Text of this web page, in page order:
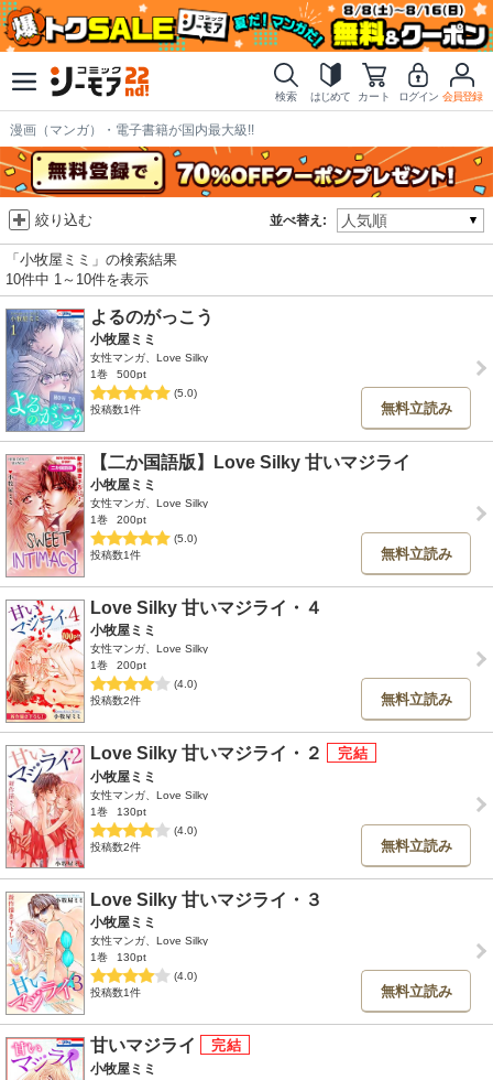
検索 はじめて カート ログイン 会員登録
漫画（マンガ）・電子書籍が国内最大級!!
並べ替え:
絞り込む
「小牧屋ミミ」の検索結果
10件中 1～10件を表示
よるのがっこう
小牧屋ミミ
女性マンガ、Love Silky
1巻
500pt
(5.0)
投稿数1件
無料立読み
【二か国語版】Love Silky 甘いマジライ
小牧屋ミミ
女性マンガ、Love Silky
1巻
200pt
(5.0)
投稿数1件
無料立読み
Love Silky 甘いマジライ・４
小牧屋ミミ
女性マンガ、Love Silky
1巻
200pt
(4.0)
投稿数2件
無料立読み
Love Silky 甘いマジライ・２
小牧屋ミミ
女性マンガ、Love Silky
1巻
130pt
(4.0)
投稿数2件
無料立読み
Love Silky 甘いマジライ・３
小牧屋ミミ
女性マンガ、Love Silky
1巻
130pt
(4.0)
投稿数1件
無料立読み
甘いマジライ
小牧屋ミミ